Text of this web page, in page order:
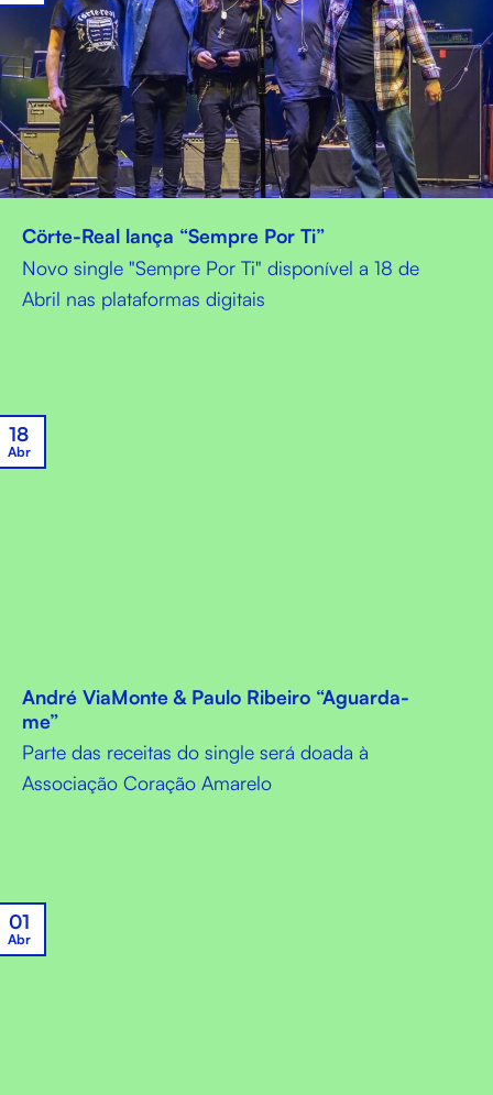
Cörte-Real lança “Sempre Por Ti”
Novo single "Sempre Por Ti" disponível a 18 de
Abril nas plataformas digitais
André ViaMonte & Paulo Ribeiro “Aguarda-
me”
Parte das receitas do single será doada à
Associação Coração Amarelo
18
Abr
01
Abr